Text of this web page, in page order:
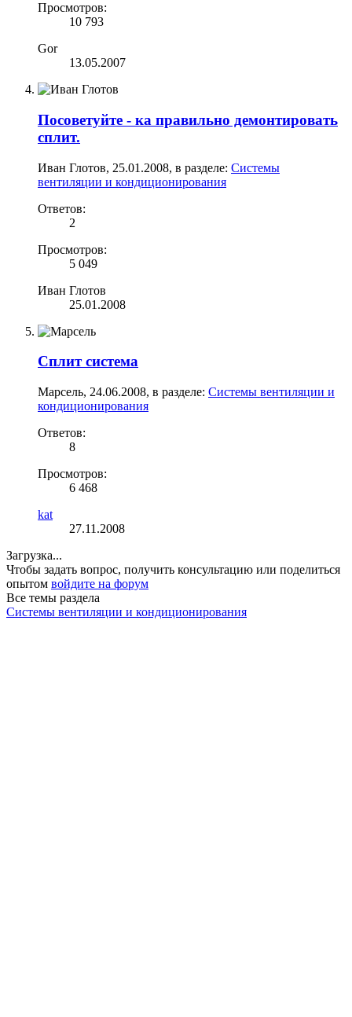
Просмотров:
10 793
Gor
13.05.2007
Посоветуйте - ка правильно демонтировать
сплит.
Иван Глотов, 25.01.2008, в разделе: Системы
вентиляции и кондиционирования
Ответов:
2
Просмотров:
5 049
Иван Глотов
25.01.2008
Сплит система
Марсель, 24.06.2008, в разделе: Системы вентиляции и
кондиционирования
Ответов:
8
Просмотров:
6 468
kat
27.11.2008
Загрузка...
Чтобы задать вопрос, получить консультацию или поделиться
опытом войдите на форум
Все темы раздела
Системы вентиляции и кондиционирования